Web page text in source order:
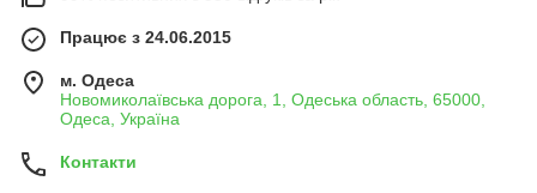
Працює з 24.06.2015
м. Одеса
Новомиколаївська дорога, 1, Одеська область, 65000,
Одеса, Україна
Контакти